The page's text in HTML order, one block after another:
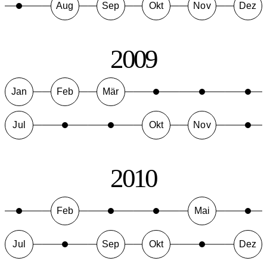
Aug Sep Okt Nov Dez
2009
Jan Feb Mär
Jul Okt Nov
2010
Feb Mai
Jul Sep Okt Dez